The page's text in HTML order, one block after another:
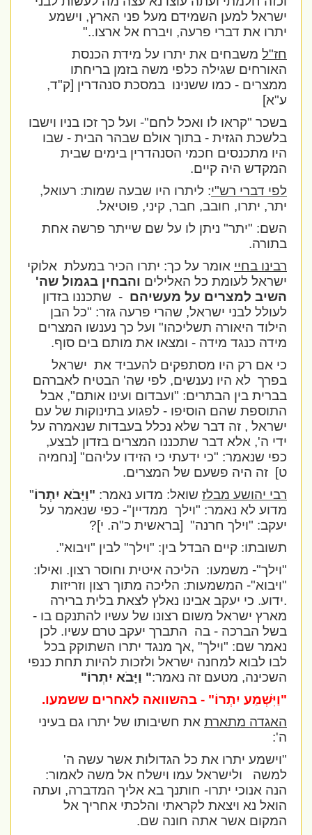
ישראל למען השמידם מעל פני הארץ, וישמע
יתרו את דברי פרעה, ויברח אל ארצו.."
חז"למשבחים את יתרו על מידת הכנסת
האורחים שגילה כלפי משה בזמן בריחתו
ממצרים - כמו ששנינו במסכת סנהדרין [ק"ד,
ע"א]
בשכר "קראו לו ואכל לחם"- ועל כך זכו בניו וישבו
בלשכת הגזית - בתוך אולם שבהר הבית - שבו
היו מתכנסים חכמי הסנהדרין בימים שבית
המקדש היה קיים.
לפי דברי רש"י: ליתרו היו שבעה שמות: רעואל,
יתר, יתרו, חובב, חבר, קיני, פוטיאל.
השם: "יתר" ניתן לו על שם שייתר פרשה אחת
בתורה.
רבינו בחייאומר על כך: יתרו הכיר במעלת אלוקי
ישראל לעומת כל האליליםוהבחין בגמול שה'
השיב למצרים על מעשיהם - שתכננו בזדון
לעולל לבני ישראל, שהרי פרעה גזר: "כל הבן
הילוד היאורה תשליכהו" ועל כך נענשו המצרים
מידה כנגד מידה - ומצאו את מותם בים סוף.
כי אם רק היו מסתפקים להעביד את ישראל
בפרך לא היו נענשים, לפי שה' הבטיח לאברהם
בברית בין הבתרים: "ועבדום ועינו אותם", אבל
התוספת שהם הוסיפו - לפגוע בתינוקות של עם
ישראל , זה דבר שלא נכלל בעבדות שנאמרה על
ידי ה', אלא דבר שתכננו המצרים בזדון לבצע,
כפי שנאמר: "כי ידעתי כי הזידו עליהם" [נחמיה
ט] זה היה פשעם של המצרים.
רבי יהושע מבלזשואל: מדוע נאמר:"וַיָּבֹא יִתְרוֹ"
מדוע לא נאמר: "וילך ממדיין"- כפי שנאמר על
יעקב: "וילך חרנה" [בראשית כ"ה. י]?
תשובתו: קיים הבדל בין: "וילך" לבין "ויבוא".
"וילך"- משמעו: הליכה איטית וחוסר רצון. ואילו:
"ויבוא"- המשמעות: הליכה מתוך רצון וזריזות
.ידוע. כי יעקב אבינו נאלץ לצאת בלית ברירה
מארץ ישראל משום רצונו של עשיו להתנקם בו -
בשל הברכה - בה התברך יעקב טרם עשיו. לכן
נאמר שם: "וילך" ,אך מנגד יתרו השתוקק בכל
לבו לבוא למחנה ישראל ולזכות להיות תחת כנפי
השכינה, מטעם זה נאמר:" וַיָּבֹא יִתְרוֹ"
"וַיִּשְׁמַע יִתְרוֹ" - בהשוואה לאחרים ששמעו.
האגדה מתארתאת חשיבותו של יתרו גם בעיני
ה':
"וישמע יתרו את כל הגדולות אשר עשה ה'
למשה
ולישראל עמו וישלח אל משה לאמור:
הנה אנוכי יתרו- חותנך בא אליך המדברה, ועתה
הואל נא ויצאת לקראתי והלכתי אחריך אל
המקום אשר אתה חונה שם.